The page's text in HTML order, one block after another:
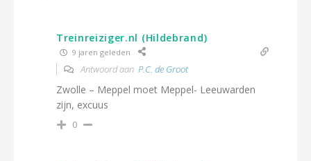
Treinreiziger.nl (Hildebrand)
9 jaren geleden
Antwoord aan P.C. de Groot
Zwolle – Meppel moet Meppel- Leeuwarden
zijn, excuus
0